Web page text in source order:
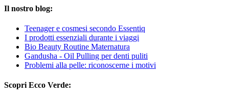
Il nostro blog:
Teenager e cosmesi secondo Essentiq
I prodotti essenziali durante i viaggi
Bio Beauty Routine Maternatura
Gandusha - Oil Pulling per denti puliti
Problemi alla pelle: riconoscerne i motivi
Scopri Ecco Verde: